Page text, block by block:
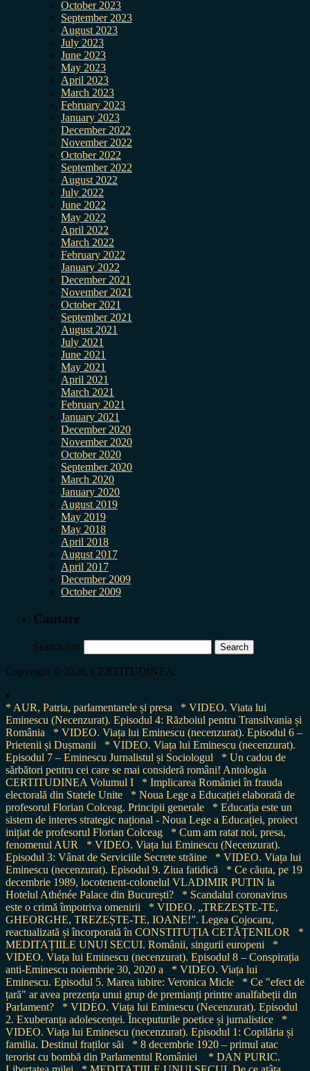
October 2023
September 2023
August 2023
July 2023
June 2023
May 2023
April 2023
March 2023
February 2023
January 2023
December 2022
November 2022
October 2022
September 2022
August 2022
July 2022
June 2022
May 2022
April 2022
March 2022
February 2022
January 2022
December 2021
November 2021
October 2021
September 2021
August 2021
July 2021
June 2021
May 2021
April 2021
March 2021
February 2021
January 2021
December 2020
November 2020
October 2020
September 2020
March 2020
January 2020
August 2019
May 2019
May 2018
April 2018
August 2017
April 2017
December 2009
October 2009
Cautare
Search for:
Copyright © 2026, CERTITUDINEA.
* AUR, Patria, parlamentarele și presa
* VIDEO. Viata lui
Eminescu (Necenzurat). Episodul 4: Războiul pentru Transilvania și
România
* VIDEO. Viața lui Eminescu (necenzurat). Episodul 6 –
Prietenii și Dușmanii
* VIDEO. Viața lui Eminescu (necenzurat).
Episodul 7 – Eminescu Jurnalistul și Sociologul
* Un cadou de
sărbători pentru cei care se mai consideră români! Antologia
CERTITUDINEA Volumul I
* Implicarea României în frauda
electorală din Statele Unite
* Noua Lege a Educației elaborată de
profesorul Florian Colceag. Principii generale
* Educația este un
sistem de interes strategic național - Noua Lege a Educației, proiect
inițiat de profesorul Florian Colceag
* Cum am ratat noi, presa,
fenomenul AUR
* VIDEO. Viața lui Eminescu (Necenzurat).
Episodul 3: Vânat de Serviciile Secrete străine
* VIDEO. Viața lui
Eminescu (necenzurat). Episodul 9. Ziua fatidică
* Ce căuta, pe 19
decembrie 1989, locotenent-colonelul VLADIMIR PUTIN la
Hotelul Athénée Palace din București?
* Scandalul coronavirus
este o crimă împotriva omenirii
* VIDEO. „TREZEȘTE-TE,
GHEORGHE, TREZEȘTE-TE, IOANE!”. Legea Cojocaru,
reactualizată și încorporată în CONSTITUȚIA CETĂȚENILOR
*
MEDITAȚIILE UNUI SECUI. Românii, singurii europeni
*
VIDEO. Viața lui Eminescu (necenzurat). Episodul 8 – Conspirația
anti-Eminescu noiembrie 30, 2020 a
* VIDEO. Viața lui
Eminescu. Episodul 5. Marea iubire: Veronica Micle
* Ce "efect de
țară" ar avea prezența unui grup de premianți printre analfabeții din
Parlament?
* VIDEO. Viața lui Eminescu (Necenzurat). Episodul
2. Exuberanța adolescenței. Începuturile poetice și jurnalistice
*
VIDEO. Viața lui Eminescu (necenzurat). Episodul 1: Copilăria și
familia. Destinul fraților săi
* 8 decembrie 1920 – primul atac
terorist cu bombă din Parlamentul României
* DAN PURIC.